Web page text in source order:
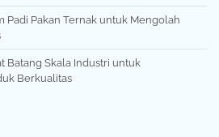
Padi Pakan Ternak untuk Mengolah
Batang Skala Industri untuk
Berkualitas